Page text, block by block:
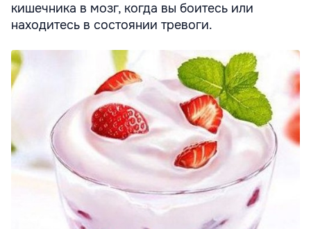
кишечника в мозг, когда вы боитесь или
находитесь в состоянии тревоги.